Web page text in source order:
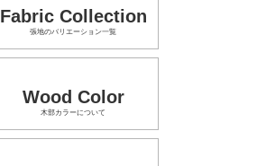
Fabric Collection
張地のバリエーション一覧
Wood Color
木部カラーについて